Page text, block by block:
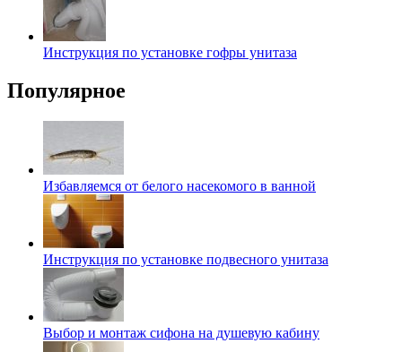
Инструкция по установке гофры унитаза
Популярное
Избавляемся от белого насекомого в ванной
Инструкция по установке подвесного унитаза
Выбор и монтаж сифона на душевую кабину